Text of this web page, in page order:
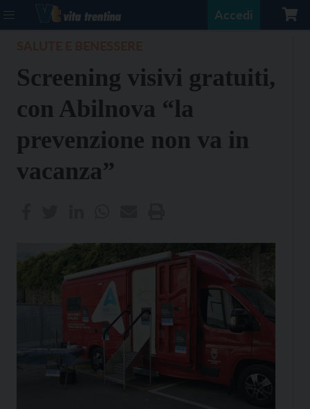
Accedi
Screening visivi gratuiti,
con Abilnova “la
prevenzione non va in
vacanza”